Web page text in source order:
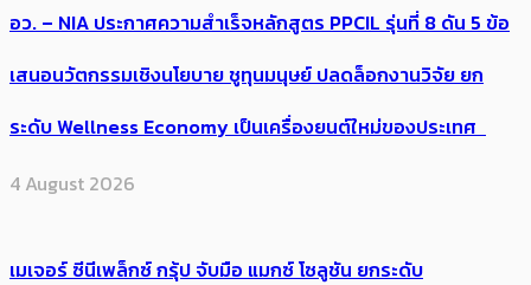
อว. – NIA ประกาศความสำเร็จหลักสูตร PPCIL รุ่นที่ 8 ดัน 5 ข้อ
เสนอนวัตกรรมเชิงนโยบาย ชูทุนมนุษย์ ปลดล็อกงานวิจัย ยก
ระดับ Wellness Economy เป็นเครื่องยนต์ใหม่ของประเทศ
4 August 2026
เมเจอร์ ซีนีเพล็กซ์ กรุ้ป จับมือ แมกซ์ โซลูชัน ยกระดับ